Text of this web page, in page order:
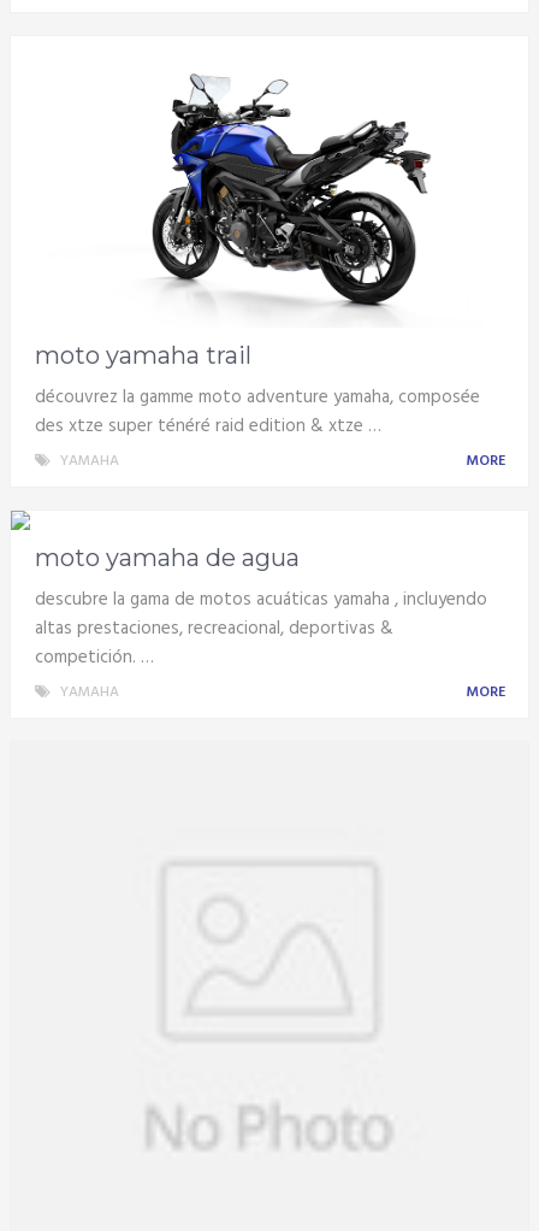
moto yamaha trail
découvrez la gamme moto adventure yamaha, composée
des xtze super ténéré raid edition & xtze …
YAMAHA MORE
moto yamaha de agua
descubre la gama de motos acuáticas yamaha , incluyendo
altas prestaciones, recreacional, deportivas &
competición. …
YAMAHA MORE